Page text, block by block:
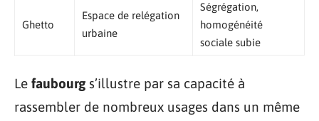
Ghetto
Espace de relégation
urbaine
Ségrégation,
homogénéité
sociale subie
Le faubourgs’illustre par sa capacité à
rassembler de nombreux usages dans un même